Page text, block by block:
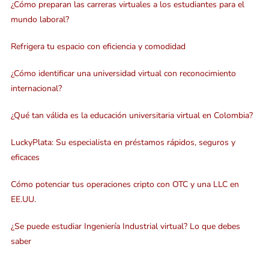
¿Cómo preparan las carreras virtuales a los estudiantes para el
mundo laboral?
Refrigera tu espacio con eficiencia y comodidad
¿Cómo identificar una universidad virtual con reconocimiento
internacional?
¿Qué tan válida es la educación universitaria virtual en Colombia?
LuckyPlata: Su especialista en préstamos rápidos, seguros y
eficaces
Cómo potenciar tus operaciones cripto con OTC y una LLC en
EE.UU.
¿Se puede estudiar Ingeniería Industrial virtual? Lo que debes
saber